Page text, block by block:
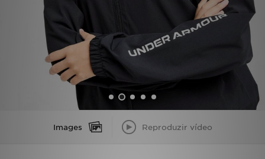
Images Reproduzir vídeo
SUBSCREVE
ESTADO DO TEU PEDIDO
ATENÇÃO AO CLIENTE